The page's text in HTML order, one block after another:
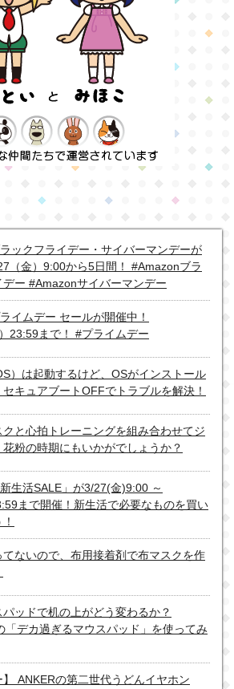
ックフライデー・サイバーマンデーが
（金）9:00から5日間！ #Amazonブラ
デー #Amazonサイバーマンデー
イムデー セールが開催中！
23:59まで！ #プライムデー
）は起動するけど、OSがインストール
キュアブートOFFでトラブルを解決！
クと心拍トレーニングを組み合わせてジ
花粉の時期にもいかがでしょうか？
生活SALE」が3/27(金)9:00 ～
まで開催！新生活で必要なものを買い
てないので、布用接着剤で布マスクを作
パッドで机の上がどう変わるか？
「デカ過ぎるマウスパッド」を使ってみ
】 ANKERの第二世代うどんイヤホン